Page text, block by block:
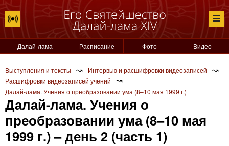
Далай-лама Расписание Фото Видео
Выступления и тексты ↝ Интервью и расшифровки видеозаписей ↝
Расшифровки видеозаписей учений ↝
Далай-лама. Учения о преобразовании ума (8–10 мая 1999 г.)
Далай-лама. Учения о
преобразовании ума (8–10 мая
1999 г.) – день 2 (часть 1)